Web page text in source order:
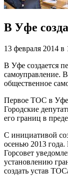
В Уфе
13 февраля 2014 в
В Уфе создается
самоуправление.
общественное
Первое ТОС в Уфе
Городские
его границ в
С инициативой
осенью 2013
Горсовет
установлению
создать устав